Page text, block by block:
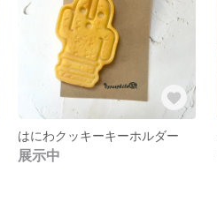
はにわクッキーキーホルダー
展示中